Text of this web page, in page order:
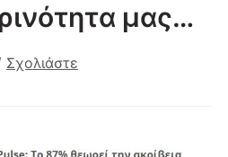
μας…
Σχολιάστε